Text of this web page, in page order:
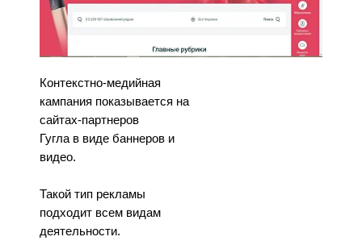
Контекстно-медийная
кампания показывается на
сайтах-партнеров
Гугла в виде баннеров и
видео.
Такой тип рекламы
подходит всем видам
деятельности.